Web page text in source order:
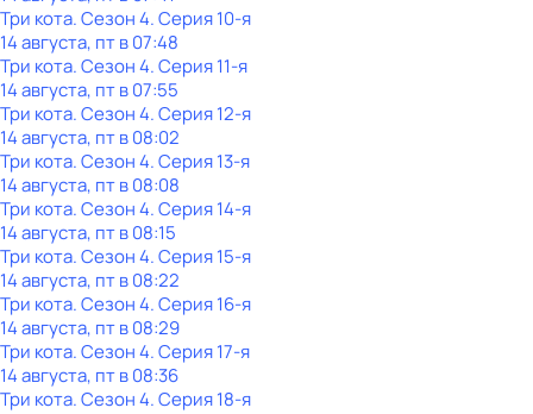
Три кота. Сезон 4. Серия 10-я
14 августа, пт в 07:48
Три кота. Сезон 4. Серия 11-я
14 августа, пт в 07:55
Три кота. Сезон 4. Серия 12-я
14 августа, пт в 08:02
Три кота. Сезон 4. Серия 13-я
14 августа, пт в 08:08
Три кота. Сезон 4. Серия 14-я
14 августа, пт в 08:15
Три кота. Сезон 4. Серия 15-я
14 августа, пт в 08:22
Три кота. Сезон 4. Серия 16-я
14 августа, пт в 08:29
Три кота. Сезон 4. Серия 17-я
14 августа, пт в 08:36
Три кота. Сезон 4. Серия 18-я